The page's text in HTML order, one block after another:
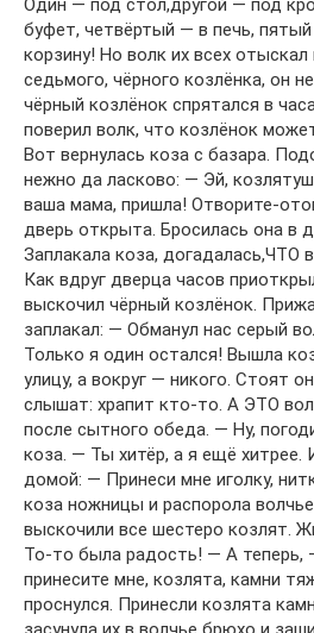
Один — под стол,другой — под
буфет, четвёртый — в печь,
корзину! Но волк их всех отыскал
седьмого, чёрного козлёнка, он
чёрный козлёнок спрятался в
поверил волк, что козлёнок
Вот вернулась коза с базара.
нежно да ласково: — Эй,
ваша мама, пришла! Отворите-
дверь открыта. Бросилась она в
Заплакала коза, догадалась,ЧТО
Как вдруг дверца часов
выскочил чёрный козлёнок.
заплакал: — Обманул нас серый
Только я один остался! Вышла
улицу, а вокруг — никого. Стоят
слышат: храпит кто-то. А ЭТО
после сытного обеда. — Ну,
коза. — Ты хитёр, а я ещё хитрее.
домой: — Принеси мне иголку,
коза ножницы и распорола
выскочили все шестеро козлят.
То-то была радость! — А теперь,
принесите мне, козлята, камни
проснулся. Принесли козлята